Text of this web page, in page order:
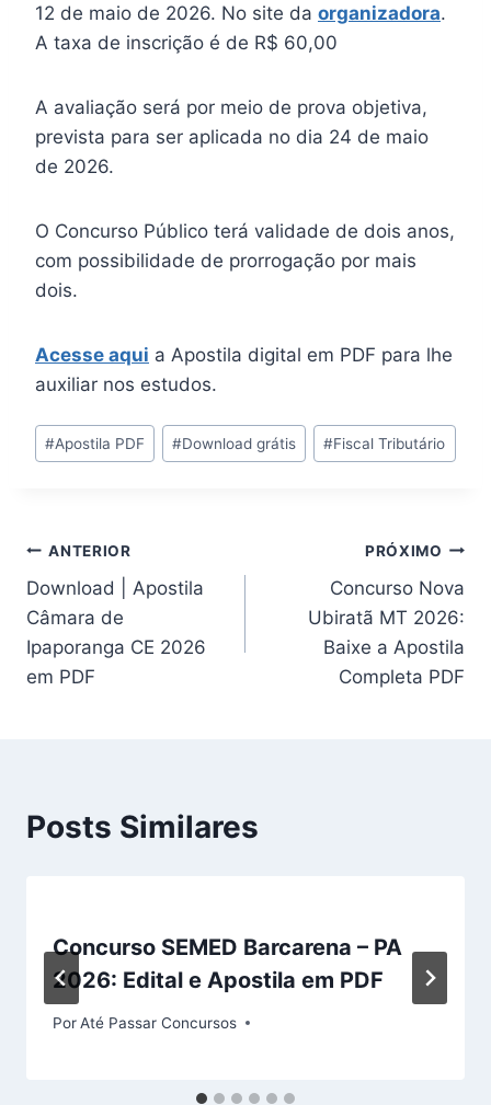
12 de maio de 2026. No site da organizadora.
A taxa de inscrição é de R$ 60,00
A avaliação será por meio de prova objetiva,
prevista para ser aplicada no dia 24 de maio
de 2026.
O Concurso Público terá validade de dois anos,
com possibilidade de prorrogação por mais
dois.
Acesse aqui a Apostila digital em PDF para lhe
auxiliar nos estudos.
Tags
do
#Apostila PDF #Download grátis #Fiscal Tributário
Navegação
de
Post
ANTERIOR
Download | Apostila
Câmara de
Ipaporanga CE 2026
em PDF
PRÓXIMO
Concurso Nova
Ubiratã MT 2026:
Baixe a Apostila
Completa PDF
Posts Similares
Concurso SEMED Barcarena – PA
2026: Edital e Apostila em PDF
PorAté Passar Concursos